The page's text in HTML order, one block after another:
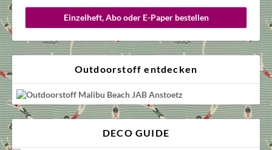
Einzelheft, Abo oder E-Paper bestellen
Outdoorstoff entdecken
DECO GUIDE